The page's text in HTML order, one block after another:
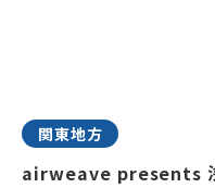
関東地方
airweave presents 浅